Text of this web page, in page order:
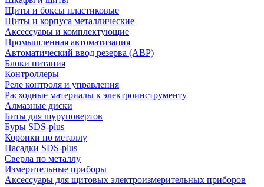
Щиты и боксы пластиковые
Щиты и корпуса металлические
Аксессуары и комплектующие
Промышленная автоматизация
Автоматический ввод резерва (АВР)
Блоки питания
Контроллеры
Реле контроля и управления
Расходные материалы к электроинструменту
Алмазные диски
Биты для шуруповертов
Буры SDS-plus
Коронки по металлу
Насадки SDS-plus
Сверла по металлу
Измерительные приборы
Аксессуары для щитовых электроизмерительных приборов